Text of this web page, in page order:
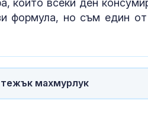
които всеки ден
формула, но съм един
махмурлук
Венера във
какво
2:0